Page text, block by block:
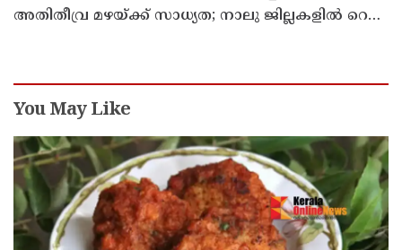
അതിതീവ്ര മഴയ്ക്ക് സാധ്യത; നാലു ജില്ലകളില്‍ റെഡ്
You May Like